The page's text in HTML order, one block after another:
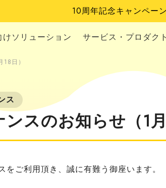
10周年記念キャンペー
けソリューション サービス・プロダクト
日）
ス
ンスのお知らせ（1
をご利用頂き、誠に有難う御座います。